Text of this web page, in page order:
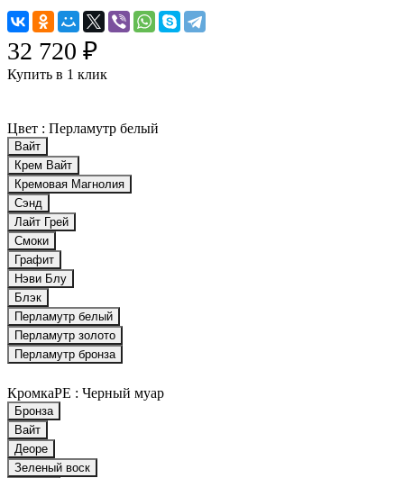
32 720 ₽
Купить в 1 клик
Цвет : Перламутр белый
Вайт
Крем Вайт
Кремовая Магнолия
Сэнд
Лайт Грей
Смоки
Графит
Нэви Блу
Блэк
Перламутр белый
Перламутр золото
Перламутр бронза
КромкаPE : Черный муар
Бронза
Вайт
Деоре
Зеленый воск